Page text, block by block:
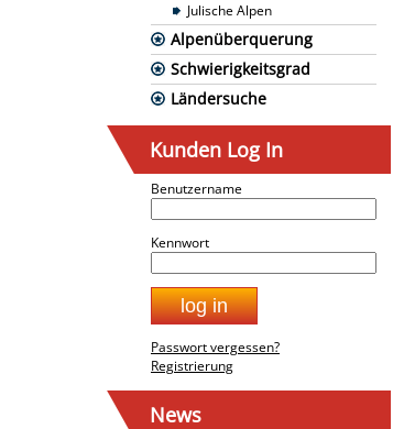
Julische Alpen
Alpenüberquerung
Schwierigkeitsgrad
Ländersuche
Kunden Log In
Benutzername
Kennwort
Passwort vergessen?
Registrierung
News